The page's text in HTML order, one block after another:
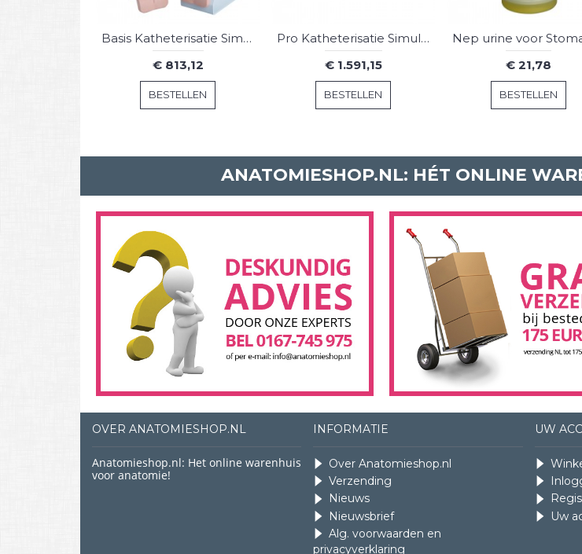
Basis Katheterisatie Simulator Set
€ 813,12
BESTELLEN
Pro Katheterisatie Simulator Set
€ 1.591,15
BESTELLEN
€ 21,78
BESTELLEN
ANATOMIESHOP.NL: HÉT ONLINE
OVER ANATOMIESHOP.NL
Anatomieshop.nl: Het online warenhuis
voor anatomie!
INFORMATIE
Over Anatomieshop.nl
Verzending
Nieuws
Nieuwsbrief
Alg. voorwaarden en
privacyverklaring
UW
Uw